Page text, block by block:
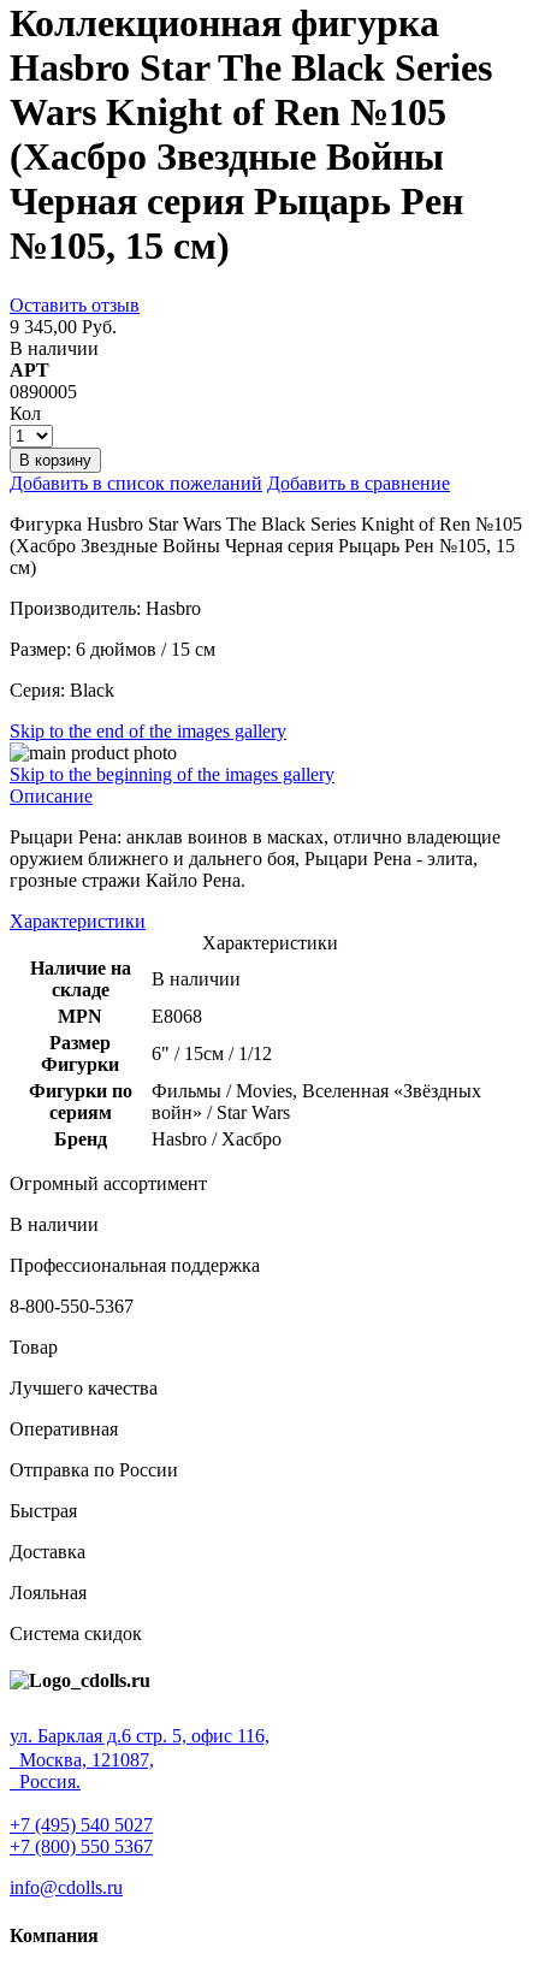
Коллекционная фигурка
Hasbro Star The Black Series
Wars Knight of Ren №105
(Хасбро Звездные Войны
Черная серия Рыцарь Рен
№105, 15 см)
Оставить отзыв
9 345,00 Руб.
В наличии
АРТ
0890005
Кол
В корзину
Добавить в список пожеланий Добавить в сравнение
Фигурка Husbro Star Wars The Black Series Knight of Ren №105
(Хасбро Звездные Войны Черная серия Рыцарь Рен №105, 15
см)
Производитель: Hasbro
Размер: 6 дюймов / 15 см
Серия: Black
Skip to the end of the images gallery
Skip to the beginning of the images gallery
Описание
Рыцари Рена: анклав воинов в масках, отлично владеющие
оружием ближнего и дальнего боя, Рыцари Рена - элита,
грозные стражи Кайло Рена.
Характеристики
Характеристики
Наличие на
складе
В наличии
MPN
E8068
Размер
Фигурки
6" / 15см / 1/12
Фигурки по
сериям
Фильмы / Movies, Вселенная «Звёздных
войн» / Star Wars
Бренд
Hasbro / Хасбро
Огромный ассортимент
В наличии
Профессиональная поддержка
8-800-550-5367
Товар
Лучшего качества
Оперативная
Отправка по России
Быстрая
Доставка
Лояльная
Система скидок
ул. Барклая д.6 стр. 5, офис 116,
Москва, 121087,
Россия.
+7 (495) 540 5027
+7 (800) 550 5367
info@cdolls.ru
Компания